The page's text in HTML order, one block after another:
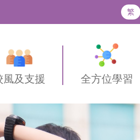
繁
風及支援 全方位學習